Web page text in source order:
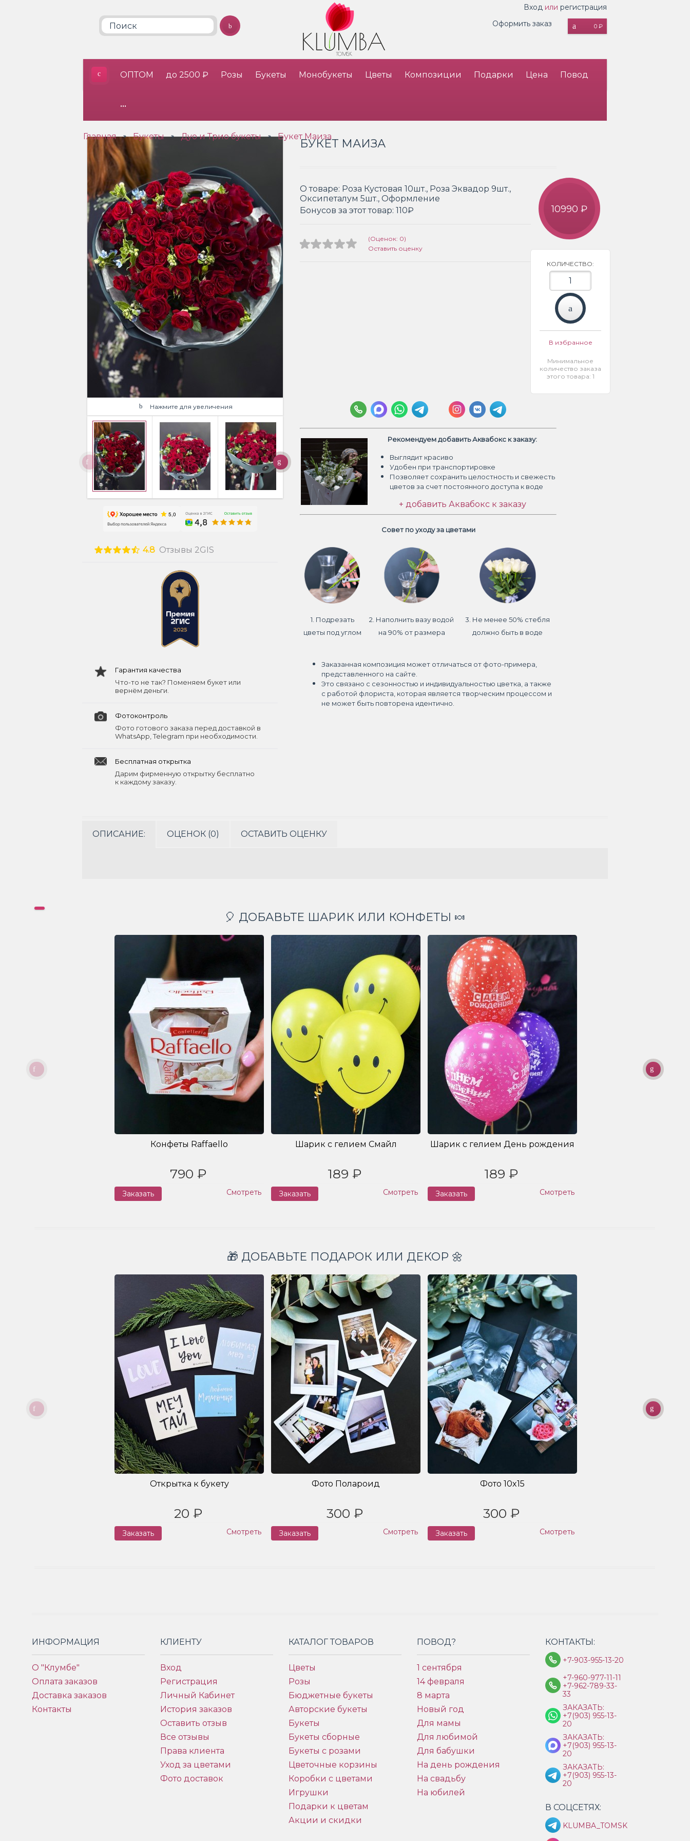
Вход или регистрация
0 ₽
Оформить заказ
ОПТОМ до 2500 ₽ Розы Букеты Монобукеты Цветы Композиции Подарки Цена Повод
•••
Главная » Букеты » Дуо и Трио букеты » Букет Маиза
Нажмите для увеличения
4.8 Отзывы 2GIS
Гарантия качества
Что-то не так? Поменяем букет или
вернём деньги.
Фотоконтроль
Фото готового заказа перед доставкой в
WhatsApp, Telegram при необходимости.
Бесплатная открытка
Дарим фирменную открытку бесплатно
к каждому заказу.
БУКЕТ МАИЗА
О товаре: Роза Кустовая 10шт., Роза Эквадор 9шт.,
Оксипеталум 5шт., Оформление
Бонусов за этот товар: 110₽
(Оценок: 0)
Оставить оценку
10990 ₽
КОЛИЧЕСТВО:
В избранное
Минимальное
количество заказа
этого товара: 1
Рекомендуем добавить Аквабокс к заказу:
Выглядит красиво
Удобен при транспортировке
Позволяет сохранить целостность и свежесть
цветов за счет постоянного доступа к воде
+ добавить Аквабокс к заказу
Совет по уходу за цветами
1. Подрезать
цветы под углом
2. Наполнить вазу водой
на 90% от размера
3. Не менее 50% стебля
должно быть в воде
Заказанная композиция может отличаться от фото-примера,
представленного на сайте.
Это связано с сезонностью и индивидуальностью цветка, а также
с работой флориста, которая является творческим процессом и
не может быть повторена идентично.
ОПИСАНИЕ: ОЦЕНОК (0) ОСТАВИТЬ ОЦЕНКУ
🎈 ДОБАВЬТЕ ШАРИК ИЛИ КОНФЕТЫ 🍬
Конфеты Raffaello
790 ₽
Заказать Смотреть
Шарик с гелием Смайл
189 ₽
Заказать Смотреть
Шарик с гелием День рождения
189 ₽
Заказать Смотреть
🎁 ДОБАВЬТЕ ПОДАРОК ИЛИ ДЕКОР 🌼
Открытка к букету
20 ₽
Заказать Смотреть
Фото Полароид
300 ₽
Заказать Смотреть
Фото 10x15
300 ₽
Заказать Смотреть
ИНФОРМАЦИЯ
О "Клумбе"
Оплата заказов
Доставка заказов
Контакты
КЛИЕНТУ
Вход
Регистрация
Личный Кабинет
История заказов
Оставить отзыв
Все отзывы
Права клиента
Уход за цветами
Фото доставок
КАТАЛОГ ТОВАРОВ
Цветы
Розы
Бюджетные букеты
Авторские букеты
Букеты
Букеты сборные
Букеты с розами
Цветочные корзины
Коробки с цветами
Игрушки
Подарки к цветам
Акции и скидки
ПОВОД?
1 сентября
14 февраля
8 марта
Новый год
Для мамы
Для любимой
Для бабушки
На день рождения
На свадьбу
На юбилей
КОНТАКТЫ:
+7-903-955-13-20
+7-960-977-11-11
+7-962-789-33-
33
ЗАКАЗАТЬ:
+7(903) 955-13-
20
ЗАКАЗАТЬ:
+7(903) 955-13-
20
ЗАКАЗАТЬ:
+7(903) 955-13-
20
В СОЦСЕТЯХ:
KLUMBA_TOMSK